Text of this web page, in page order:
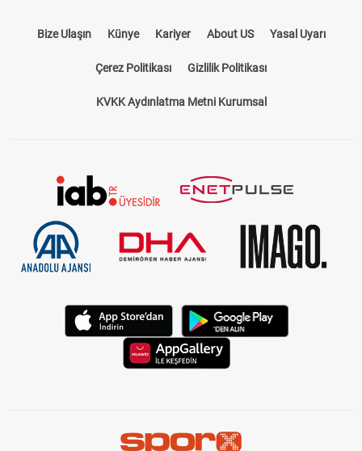
Bize Ulaşın Künye Kariyer About US Yasal Uyarı
Çerez Politikası Gizlilik Politikası
KVKK Aydınlatma Metni Kurumsal